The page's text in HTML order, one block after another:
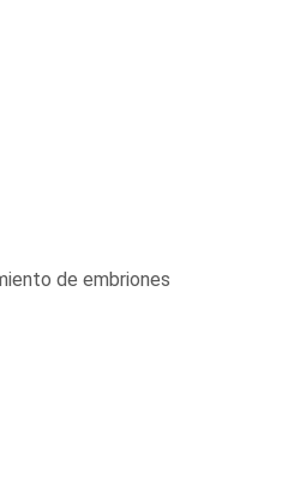
de embriones